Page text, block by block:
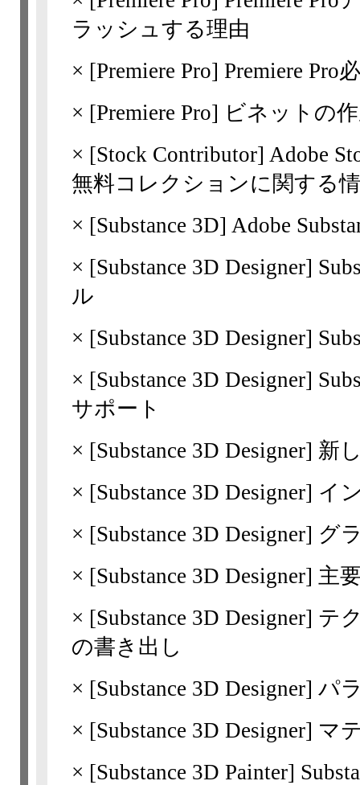
ラッシュする理由
× [Premiere Pro] Premiere Pro
× [Premiere Pro] ビネットの
× [Stock Contributor] Adobe
無料コレクションに関する
× [Substance 3D] Adobe
× [Substance 3D Designer]
ル
× [Substance 3D Designer]
× [Substance 3D Designer]
サポート
× [Substance 3D Designer] 新
× [Substance 3D Designer] イ
× [Substance 3D Designer] グ
× [Substance 3D Designer] 主
× [Substance 3D Designer] テ
の書き出し
× [Substance 3D Designer] パ
× [Substance 3D Designer] マ
× [Substance 3D Painter]